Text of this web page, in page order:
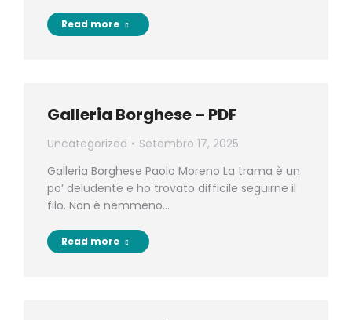
Read more
Galleria Borghese – PDF
Uncategorized
Setembro 17, 2025
Galleria Borghese Paolo Moreno La trama è un
po’ deludente e ho trovato difficile seguirne il
filo. Non è nemmeno…
Read more